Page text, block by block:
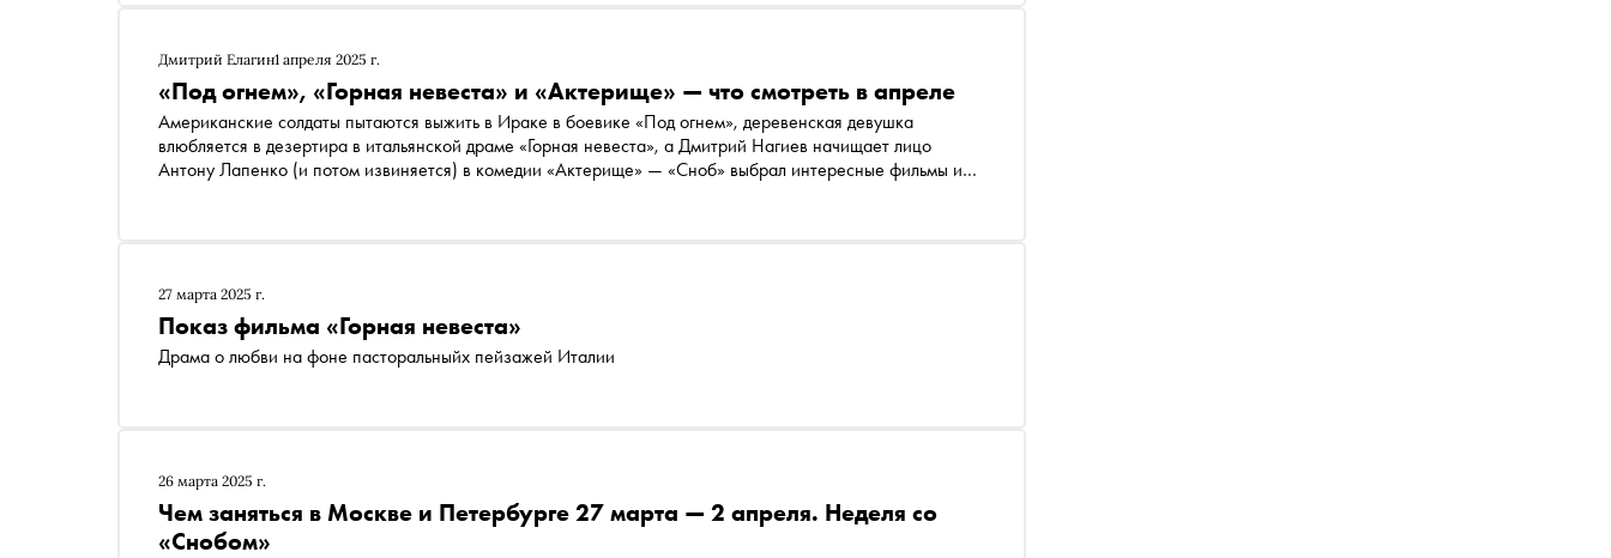
Дмитрий Елагин1 апреля 2025 г.
«Под огнем», «Горная невеста» и «Актерище» — что смотреть в апреле
Американские солдаты пытаются выжить в Ираке в боевике «Под огнем», деревенская девушка
влюбляется в дезертира в итальянской драме «Горная невеста», а Дмитрий Нагиев начищает лицо
Антону Лапенко (и потом извиняется) в комедии «Актерище» — «Сноб» выбрал интересные фильмы и
27 марта 2025 г.
Показ фильма «Горная невеста»
Драма о любви на фоне пасторальныйх пейзажей Италии
26 марта 2025 г.
Чем заняться в Москве и Петербурге 27 марта — 2 апреля. Неделя со
«Снобом»